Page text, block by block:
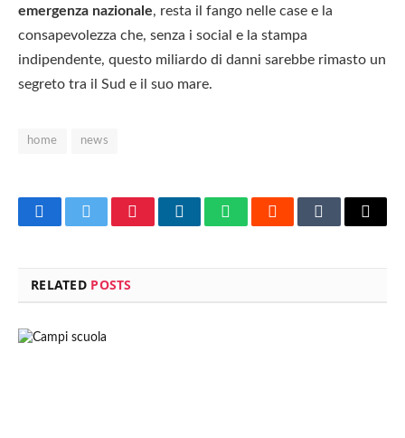
emergenza nazionale, resta il fango nelle case e la
consapevolezza che, senza i social e la stampa
indipendente, questo miliardo di danni sarebbe rimasto un
segreto tra il Sud e il suo mare.
home news
FacebookTwitterPinterestLinkedInWhatsAppRedditTumblrEmail
RELATED POSTS